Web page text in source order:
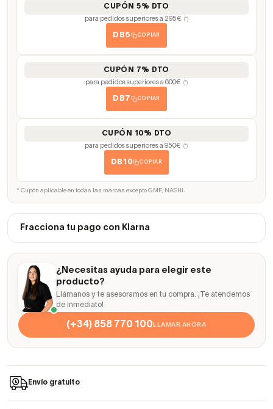
CUPÓN 5% DTO
para pedidos superiores a 295€ (*)
DB5 COPIAR
CUPÓN 7% DTO
para pedidos superiores a 600€ (*)
DB7 COPIAR
CUPÓN 10% DTO
para pedidos superiores a 950€ (*)
DB10 COPIAR
* Cupón aplicable en todas las marcas excepto GME, NASHI.
Fracciona tu pago con Klarna
¿Necesitas ayuda para elegir este
producto?
Llámanos y te asesoramos en tu compra. ¡Te atendemos
de inmediato!
(+34) 858 770 100LLAMAR AHORA
Envío gratuito